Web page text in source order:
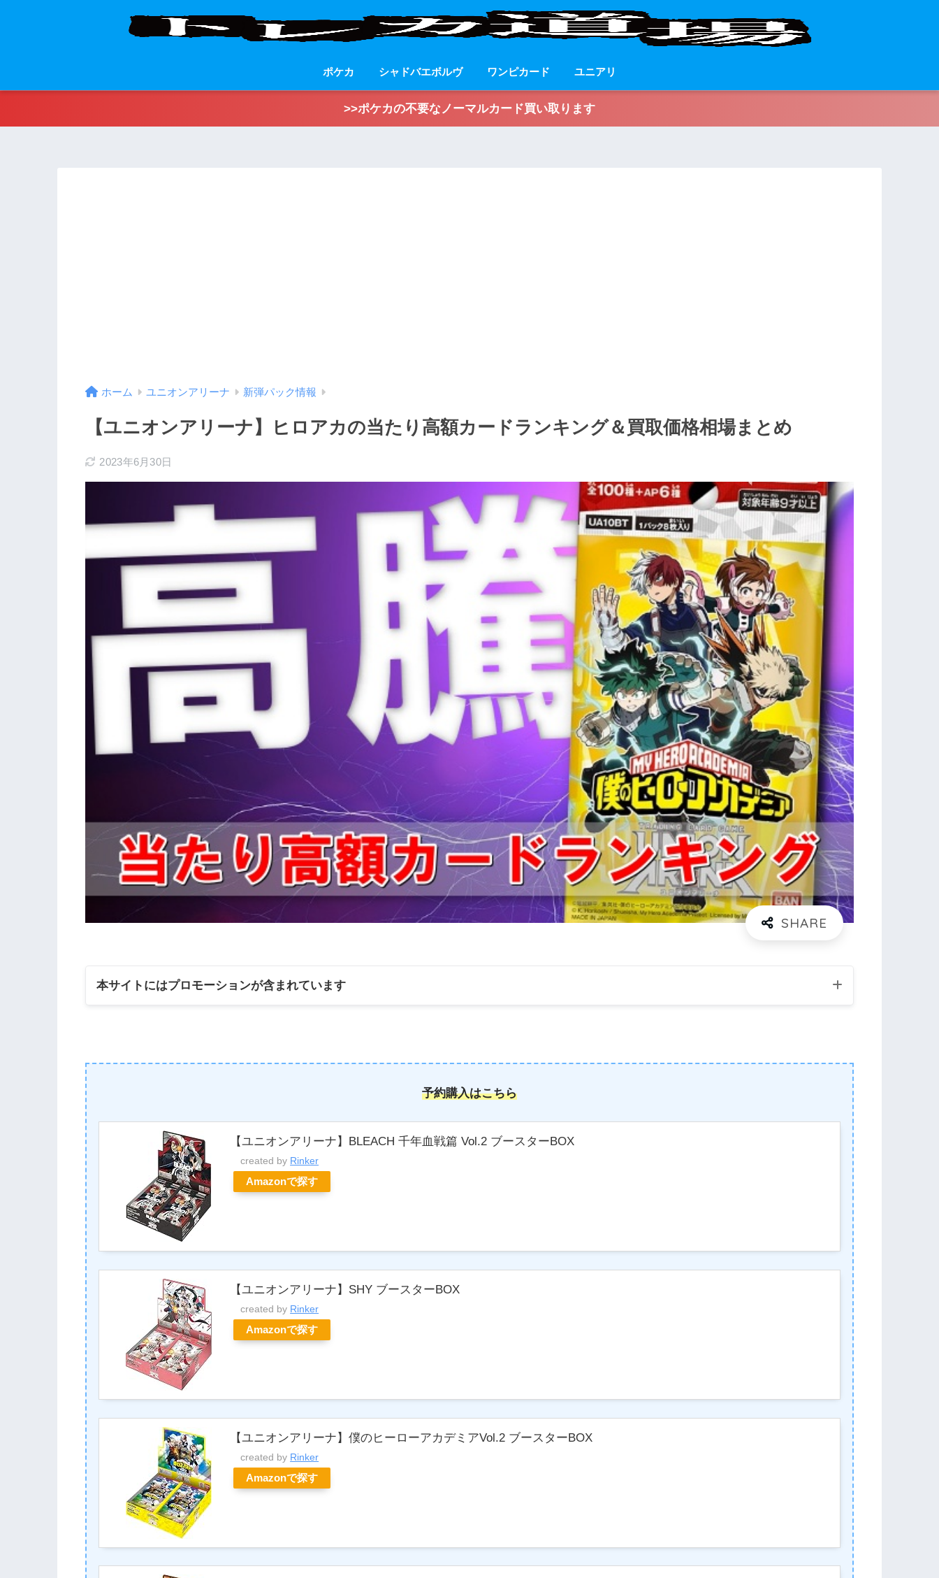
ポケカ シャドバエボルヴ ワンピカード ユニアリ
>>ポケカの不要なノーマルカード買い取ります
ホーム ユニオンアリーナ 新弾パック情報
【ユニオンアリーナ】ヒロアカの当たり高額カードランキング＆買取価格相場まとめ
2023年6月30日
本サイトにはプロモーションが含まれています
予約購入はこちら
【ユニオンアリーナ】BLEACH 千年血戦篇 Vol.2 ブースターBOX
created by Rinker
Amazonで探す
【ユニオンアリーナ】SHY ブースターBOX
created by Rinker
Amazonで探す
【ユニオンアリーナ】僕のヒーローアカデミアVol.2 ブースターBOX
created by Rinker
Amazonで探す